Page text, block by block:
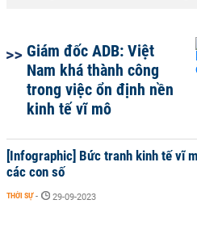
Giám đốc ADB: Việt
Nam khá thành công
trong việc ổn định nền
kinh tế vĩ mô
[Infographic] Bức tranh kinh tế vĩ
các con số
THỜI SỰ - 29-09-2023